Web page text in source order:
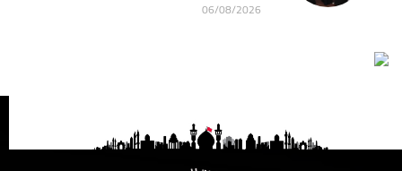
06/08/2026